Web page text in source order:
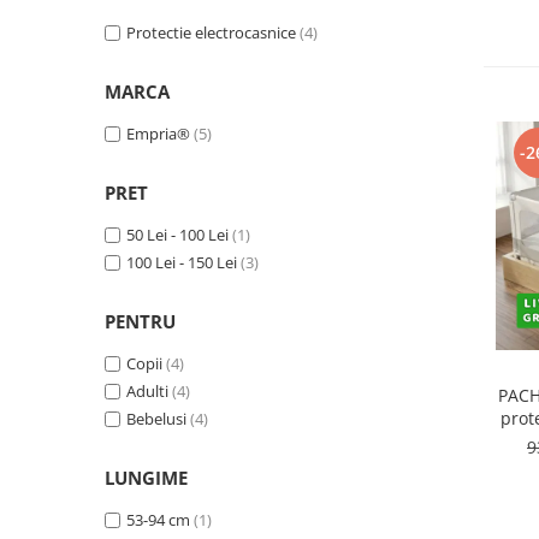
Poarta siguranta copii
Protectii exterior
Echipament protectie bicicleta si
Haine plaja / inot
Ochelari de soare
Accesorii plaja
Puericultura mare
Protectie electrocasnice(4)
MARCA
Empria®(5)
PRET
50 Lei - 100 Lei(1)
100 Lei - 150 Lei(3)
PENTRU
Copii(4)
Adulti(4)
Bebelusi(4)
LUNGIME
53-94 cm (1)
-